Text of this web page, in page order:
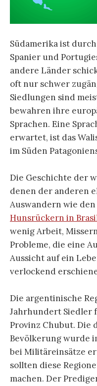
Südamerika ist
Spanier und
andere Länder
oft nur schwer
Siedlungen sind
bewahren ihre
Sprachen. Eine
erwartet, ist das
im Süden
Die Geschichte der
denen der anderen
Auswandern wie den
Hunsrückern in
wenig Arbeit,
Probleme, die eine
Aussicht auf ein
verlockend
Die argentinische
Jahrhundert Siedler
Provinz Chubut. Die
Bevölkerung wurde
bei Militäreinsätze
sollten diese
machen. Der